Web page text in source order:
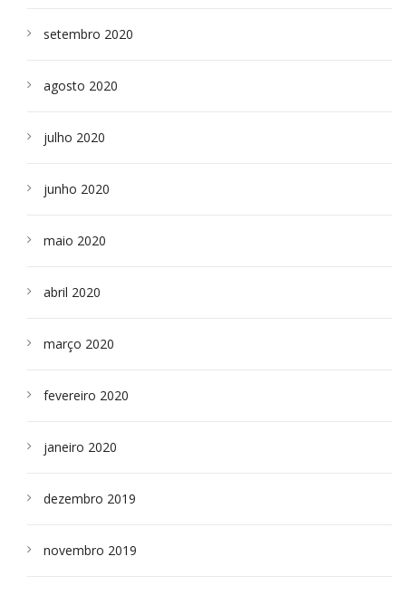
setembro 2020
agosto 2020
julho 2020
junho 2020
maio 2020
abril 2020
março 2020
fevereiro 2020
janeiro 2020
dezembro 2019
novembro 2019